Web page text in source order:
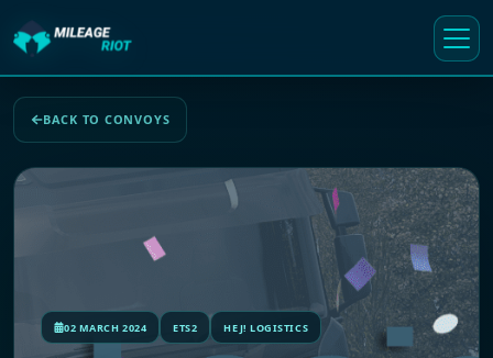
BACK TO CONVOYS
02 MARCH 2024 ETS2 HEJ! LOGISTICS